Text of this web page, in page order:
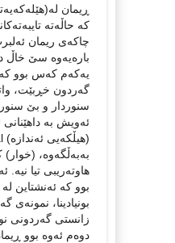
که‌ حاڵه‌ته‌
چاکه‌ی ریمان
باره‌یه‌وه‌ سێ خاڵ
یه‌که‌م که‌س بوو
گه‌ردون خڕبێت،
سنوردار و بێ سنور
ئه‌ویش به‌ داهێنانی
به‌به‌ڵگه‌وه‌، (خوار)
هاوته‌ریبی تیا
بونیادینا، نمونه‌ی
زانستی گه‌ردونی
دوه‌م ئه‌وه‌ بوو